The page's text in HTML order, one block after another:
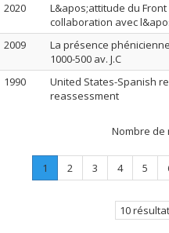
2020
L&apos;attitude du
collaboration avec
2009
La présence
1000-500 av. J.C
1990
United States-Spanish
reassessment
Nombre de
Page
1
Page
Page
2 Page
3 Page
4 Page
5
10